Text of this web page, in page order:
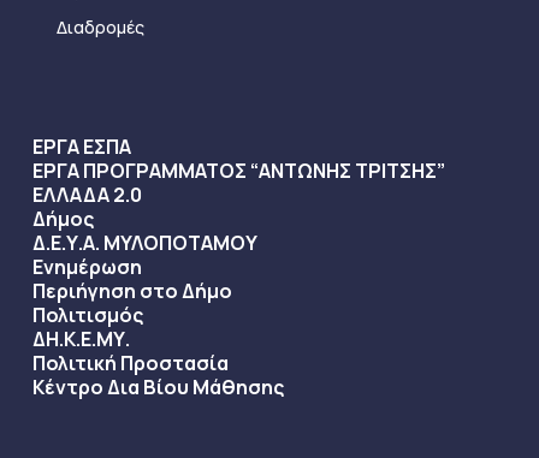
Διαδρομές
ΕΡΓΑ ΕΣΠΑ
ΕΡΓΑ ΠΡΟΓΡΑΜΜΑΤΟΣ “ΑΝΤΩΝΗΣ ΤΡΙΤΣΗΣ”
ΕΛΛΑΔΑ 2.0
Δήμος
Δ.Ε.Υ.Α. ΜΥΛΟΠΟΤΑΜΟΥ
Ενημέρωση
Περιήγηση στο Δήμο
Πολιτισμός
ΔΗ.Κ.Ε.ΜΥ.
Πολιτική Προστασία
Κέντρο Δια Βίου Μάθησης